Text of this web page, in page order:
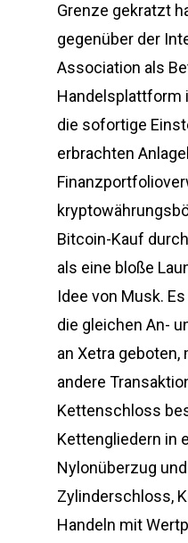
Grenze gekratzt
gegenüber der
Association als
Handelsplattform
die sofortige
erbrachten
Bitcoin-Kauf
als eine bloße
Idee von Musk.
die gleichen An-
an Xetra
andere
Kettenschloss
Kettengliedern in
Nylonüberzug
Zylinderschloss,
Handeln mit